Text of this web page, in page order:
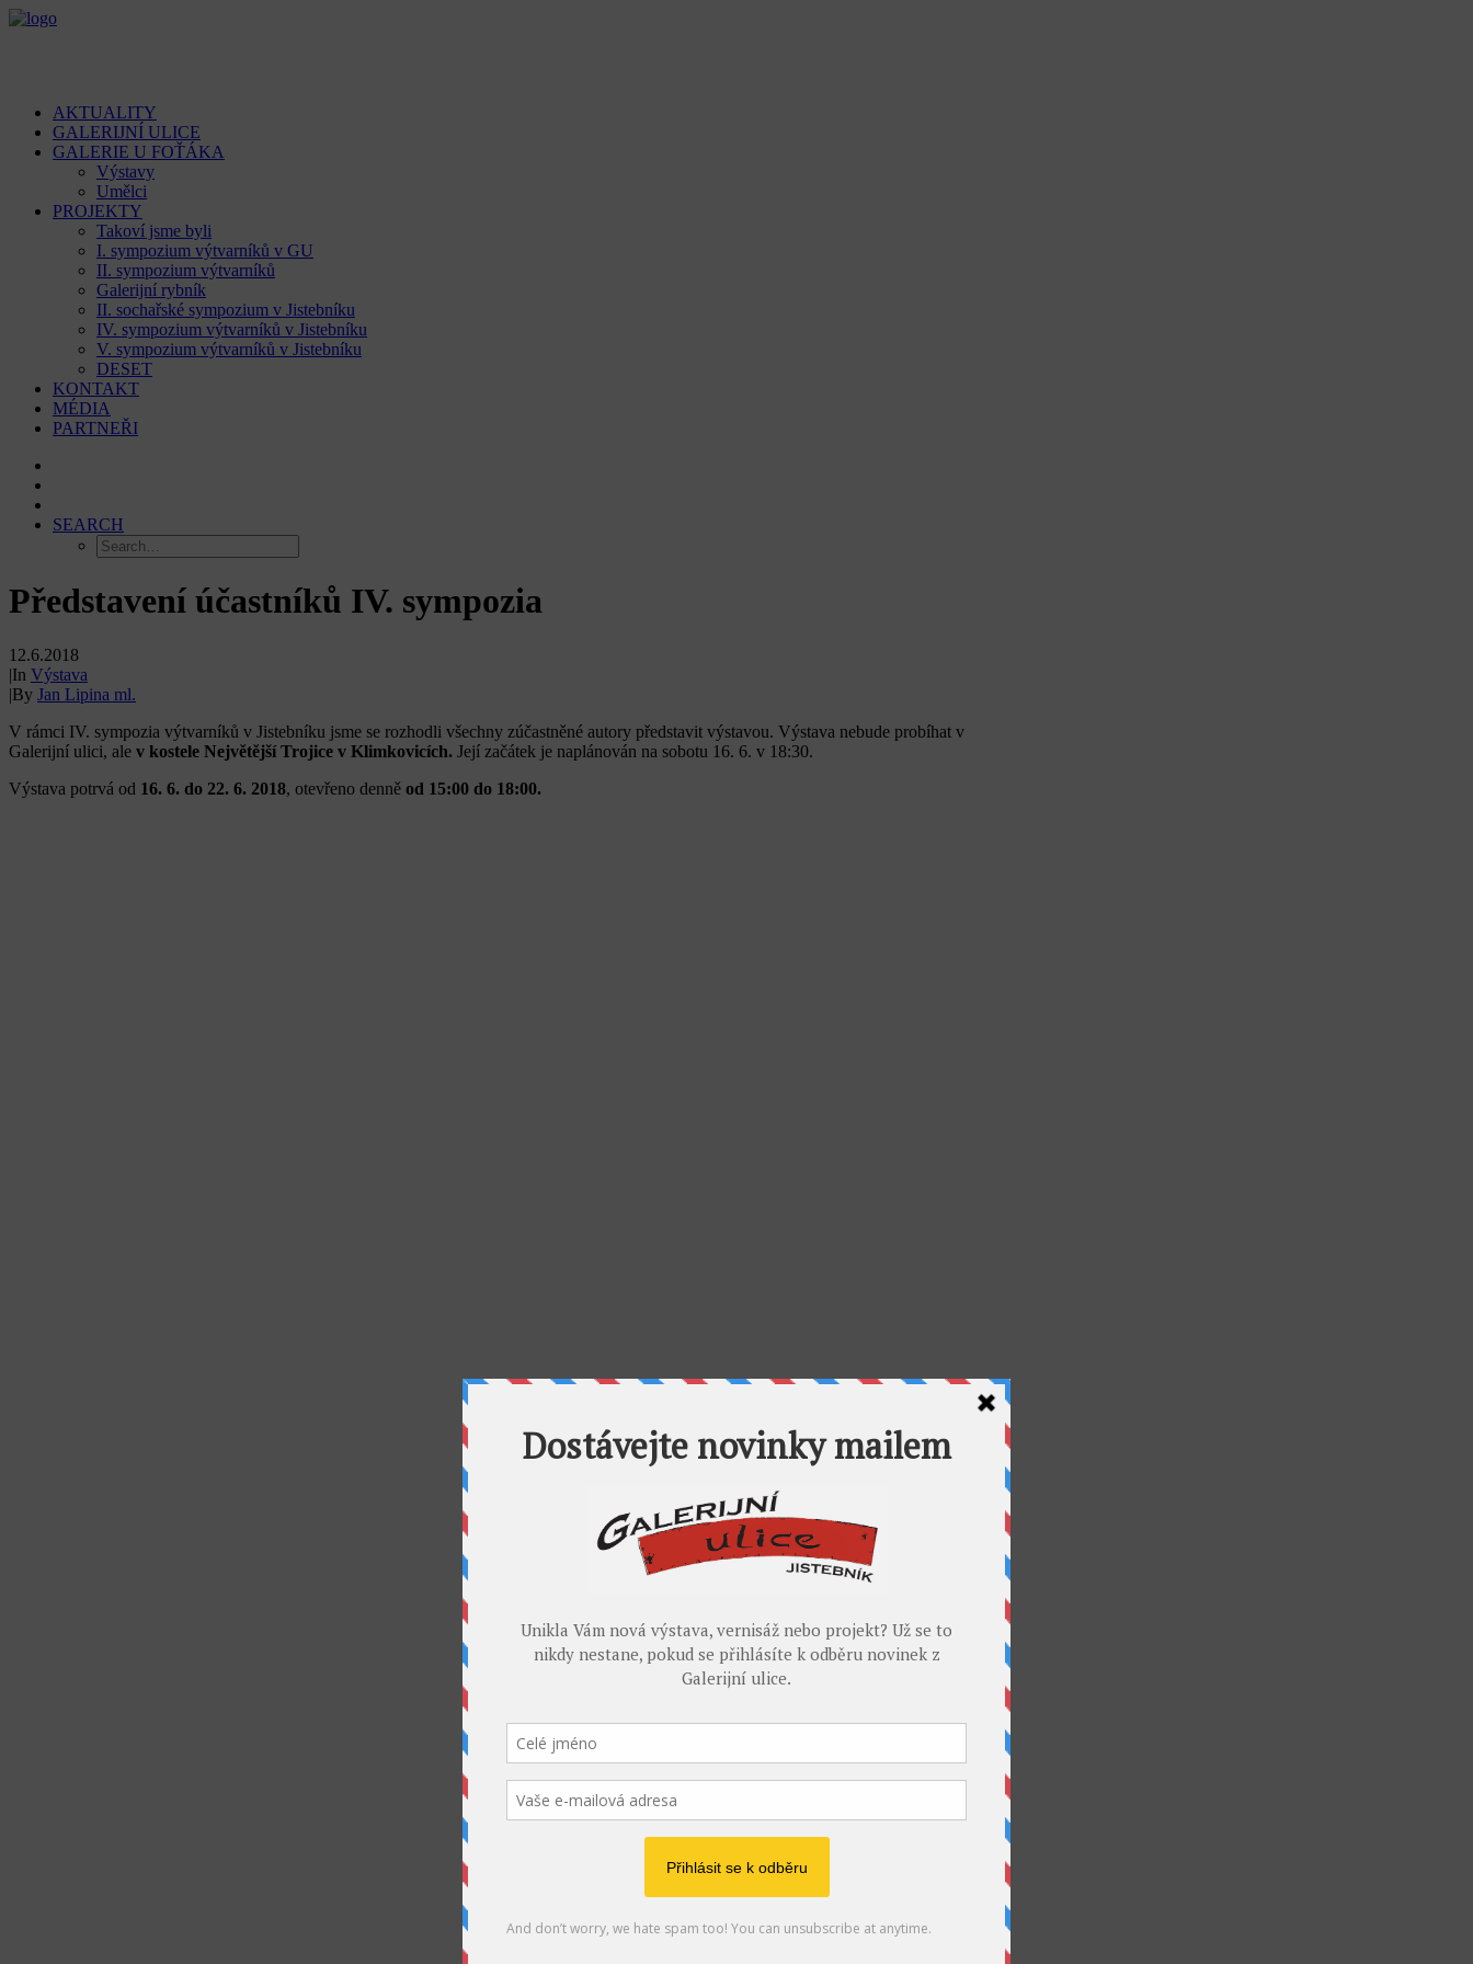
AKTUALITY
GALERIJNÍ ULICE
GALERIE U FOŤÁKA
Výstavy
Umělci
PROJEKTY
Takoví jsme byli
I. sympozium výtvarníků v GU
II. sympozium výtvarníků
Galerijní rybník
II. sochařské sympozium v Jistebníku
IV. sympozium výtvarníků v Jistebníku
V. sympozium výtvarníků v Jistebníku
DESET
KONTAKT
MÉDIA
PARTNEŘI
SEARCH
Představení účastníků IV. sympozia
12.6.2018
|In Výstava
|By Jan Lipina ml.
V rámci IV. sympozia výtvarníků v Jistebníku jsme se rozhodli všechny zúčastněné autory představit výstavou. Výstava nebude probíhat v
Galerijní ulici, ale v kostele Největější Trojice v Klimkovicích. Její začátek je naplánován na sobotu 16. 6. v 18:30.
Výstava potrvá od 16. 6. do 22. 6. 2018, otevřeno denně od 15:00 do 18:00.